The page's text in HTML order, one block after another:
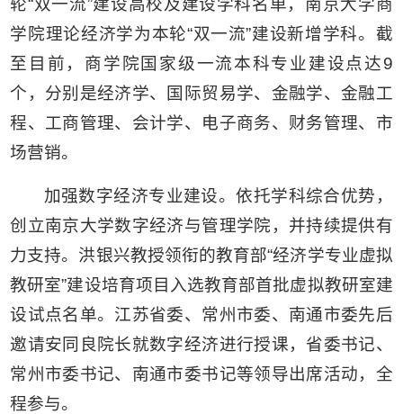
轮“双一流”建设高校及建设学科名单，南京大学商
学院理论经济学为本轮“双一流”建设新增学科。截
至目前，商学院国家级一流本科专业建设点达9
个，分别是经济学、国际贸易学、金融学、金融工
程、工商管理、会计学、电子商务、财务管理、市
场营销。
加强数字经济专业建设。依托学科综合优势，
创立南京大学数字经济与管理学院，并持续提供有
力支持。洪银兴教授领衔的教育部“经济学专业虚拟
教研室”建设培育项目入选教育部首批虚拟教研室建
设试点名单。江苏省委、常州市委、南通市委先后
邀请安同良院长就数字经济进行授课，省委书记、
常州市委书记、南通市委书记等领导出席活动，全
程参与。